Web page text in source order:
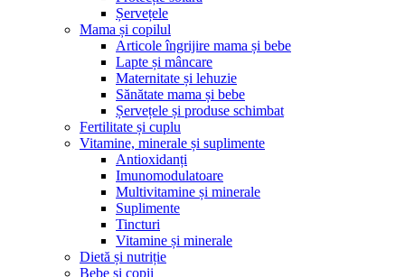
Șervețele
Mama și copilul
Articole îngrijire mama și bebe
Lapte și mâncare
Maternitate și lehuzie
Sănătate mama și bebe
Șervețele și produse schimbat
Fertilitate și cuplu
Vitamine, minerale și suplimente
Antioxidanți
Imunomodulatoare
Multivitamine și minerale
Suplimente
Tincturi
Vitamine și minerale
Dietă și nutriție
Bebe și copii